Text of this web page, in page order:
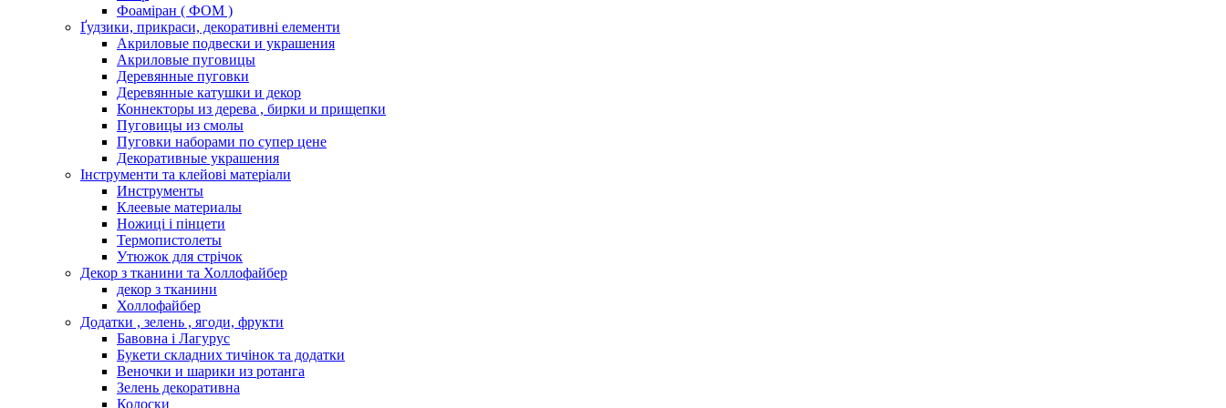
Фоаміран ( ФОМ )
Ґудзики, прикраси, декоративні елементи
Акриловые подвески и украшения
Акриловые пуговицы
Деревянные пуговки
Деревянные катушки и декор
Коннекторы из дерева , бирки и прищепки
Пуговицы из смолы
Пуговки наборами по супер цене
Декоративные украшения
Інструменти та клейові матеріали
Инструменты
Клеевые материалы
Ножиці і пінцети
Термопистолеты
Утюжок для стрічок
Декор з тканини та Холлофайбер
декор з тканини
Холлофайбер
Додатки , зелень , ягоди, фрукти
Бавовна і Лагурус
Букети складних тичінок та додатки
Веночки и шарики из ротанга
Зелень декоративна
Колоски